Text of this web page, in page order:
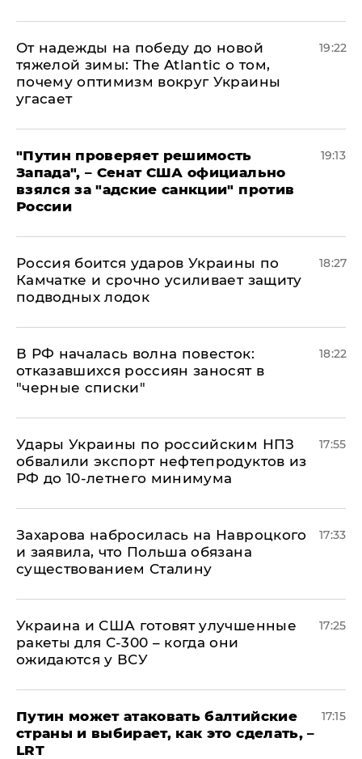
От надежды на победу до новой
тяжелой зимы: The Atlantic о том,
почему оптимизм вокруг Украины
угасает
19:22
"Путин проверяет решимость
Запада", – Сенат США официально
взялся за "адские санкции" против
России
19:13
Россия боится ударов Украины по
Камчатке и срочно усиливает защиту
подводных лодок
18:27
​В РФ началась волна повесток:
отказавшихся россиян заносят в
"черные списки"
18:22
Удары Украины по российским НПЗ
обвалили экспорт нефтепродуктов из
РФ до 10-летнего минимума
17:55
​Захарова набросилась на Навроцкого
и заявила, что Польша обязана
существованием Сталину
17:33
Украина и США готовят улучшенные
ракеты для С-300 – когда они
ожидаются у ВСУ
17:25
Путин может атаковать балтийские
страны и выбирает, как это сделать, –
LRT
17:15